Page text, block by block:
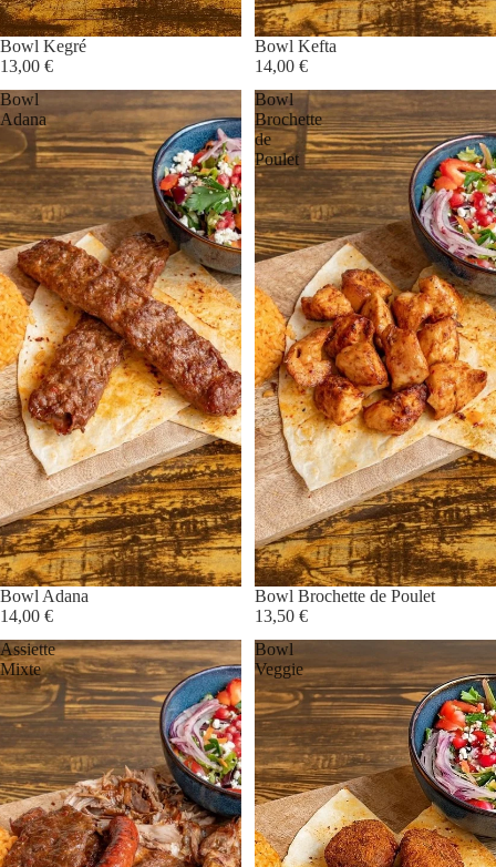
Bowl Kegré
13,00 €
Bowl Kefta
14,00 €
Bowl
Adana
Bowl Adana
14,00 €
Bowl
Brochette
de
Poulet
Bowl Brochette de Poulet
13,50 €
Assiette
Mixte
Bowl
Veggie